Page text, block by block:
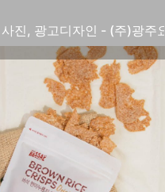
사진, 광고디자인 - (주)광주요
웹사이트 - (주)세스코
제품디자인 - 삼성전자㈜
동영상, CI - 카피어랜드㈜
동영상, 홈페이지 - (주)분독
동영상, 카탈로그 - 피자마루
웹사이트 - 백조씽크
사진, 광고디자인 - 중외제약
패키지, 디자인 - 고려은단